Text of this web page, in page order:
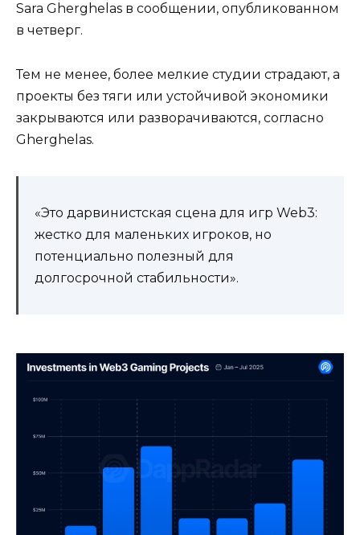
Sara Gherghelas в сообщении, опубликованном
в четверг.
Тем не менее, более мелкие студии страдают, а
проекты без тяги или устойчивой экономики
закрываются или разворачиваются, согласно
Gherghelas.
«Это дарвинистская сцена для игр Web3:
жестко для маленьких игроков, но
потенциально полезный для
долгосрочной стабильности».